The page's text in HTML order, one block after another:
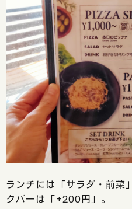
ランチには「サラダ・前菜
クバーは「+200円」。